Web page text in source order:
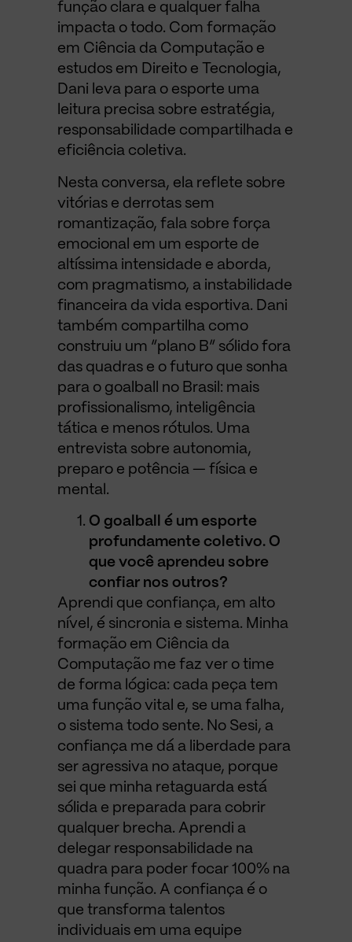
função clara e qualquer falha
impacta o todo. Com formação
em Ciência da Computação e
estudos em Direito e Tecnologia,
Dani leva para o esporte uma
leitura precisa sobre estratégia,
responsabilidade compartilhada e
eficiência coletiva.
Nesta conversa, ela reflete sobre
vitórias e derrotas sem
romantização, fala sobre força
emocional em um esporte de
altíssima intensidade e aborda,
com pragmatismo, a instabilidade
financeira da vida esportiva. Dani
também compartilha como
construiu um “plano B” sólido fora
das quadras e o futuro que sonha
para o goalball no Brasil: mais
profissionalismo, inteligência
tática e menos rótulos. Uma
entrevista sobre autonomia,
preparo e potência — física e
mental.
O goalball é um esporte
profundamente coletivo. O
que você aprendeu sobre
confiar nos outros?
Aprendi que confiança, em alto
nível, é sincronia e sistema. Minha
formação em Ciência da
Computação me faz ver o time
de forma lógica: cada peça tem
uma função vital e, se uma falha,
o sistema todo sente. No Sesi, a
confiança me dá a liberdade para
ser agressiva no ataque, porque
sei que minha retaguarda está
sólida e preparada para cobrir
qualquer brecha. Aprendi a
delegar responsabilidade na
quadra para poder focar 100% na
minha função. A confiança é o
que transforma talentos
individuais em uma equipe